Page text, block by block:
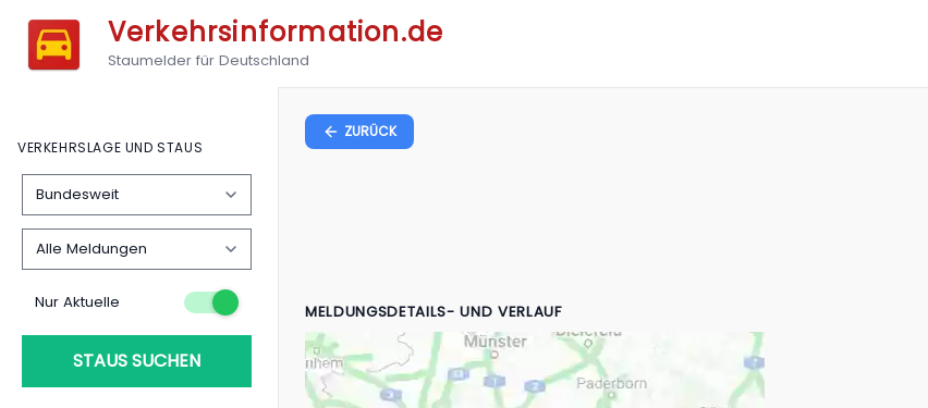
Verkehrsinformation.de
Staumelder für Deutschland
VERKEHRSLAGE UND STAUS
Nur Aktuelle
STAUS SUCHEN
ZURÜCK
MELDUNGSDETAILS- UND VERLAUF